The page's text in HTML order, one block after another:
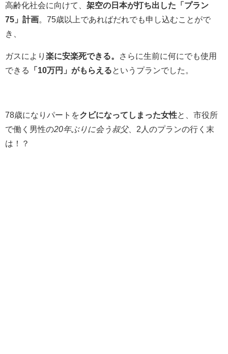
高齢化社会に向けて、 架空の日本が打ち出した「プラン
75」計画 。75歳以上であればだれでも申し込むことがで
き、
ガスにより 楽に安楽死できる。
さらに生前に何にでも使用
できる
「10万円」がもらえる というプランでした。
78歳になりパートをクビになってしまった女性と、市役所
で働く男性の20年ぶりに会う叔父、2人のプランの行く末
は！？